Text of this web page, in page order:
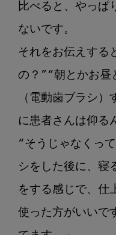
比べると、やっぱ
ないです。
それをお伝えする
の？”“朝とかお昼
（電動歯ブラシ
に患者さんは仰る
“そうじゃなくっ
シをした後に、寝
をする感じで、仕
使った方がいいで